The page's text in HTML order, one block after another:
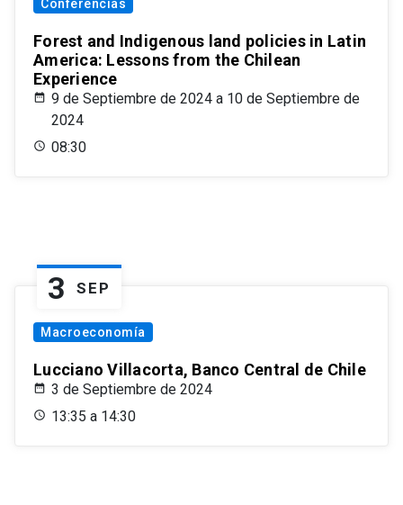
Conferencias
Forest and Indigenous land policies in Latin
America: Lessons from the Chilean
Experience
9 de Septiembre de 2024 a 10 de Septiembre de
2024
08:30
3 SEP
Macroeconomía
Lucciano Villacorta, Banco Central de Chile
3 de Septiembre de 2024
13:35 a 14:30